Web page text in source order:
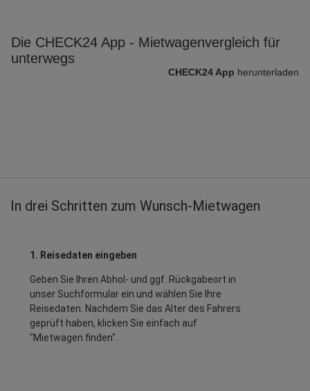
Die CHECK24 App - Mietwagenvergleich für
unterwegs
CHECK24 App herunterladen
In drei Schritten zum Wunsch-Mietwagen
1. Reisedaten eingeben
Geben Sie Ihren Abhol- und ggf. Rückgabeort in
unser Suchformular ein und wählen Sie Ihre
Reisedaten. Nachdem Sie das Alter des Fahrers
geprüft haben, klicken Sie einfach auf
"Mietwagen finden".